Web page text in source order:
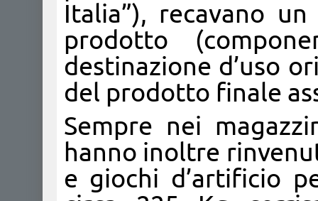
Italia”), recavano
prodotto
destinazione d’uso
del prodotto finale
Sempre nei
hanno inoltre
e giochi d’artificio